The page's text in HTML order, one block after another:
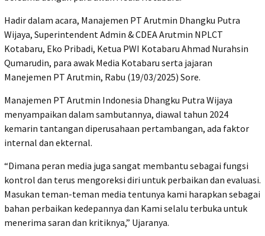
Hadir dalam acara, Manajemen PT Arutmin Dhangku Putra
Wijaya, Superintendent Admin & CDEA Arutmin NPLCT
Kotabaru, Eko Pribadi, Ketua PWI Kotabaru Ahmad Nurahsin
Qumarudin, para awak Media Kotabaru serta jajaran
Manejemen PT Arutmin, Rabu (19/03/2025) Sore.
Manajemen PT Arutmin Indonesia Dhangku Putra Wijaya
menyampaikan dalam sambutannya, diawal tahun 2024
kemarin tantangan diperusahaan pertambangan, ada faktor
internal dan ekternal.
“Dimana peran media juga sangat membantu sebagai fungsi
kontrol dan terus mengoreksi diri untuk perbaikan dan evaluasi.
Masukan teman-teman media tentunya kami harapkan sebagai
bahan perbaikan kedepannya dan Kami selalu terbuka untuk
menerima saran dan kritiknya,” Ujaranya.